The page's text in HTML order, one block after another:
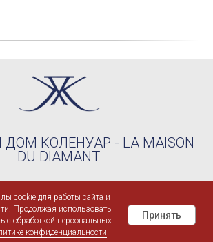
КОЛЕНУАР - LA MAISON
DU DIAMANT
2026 KOHLENOIRE™
РУС" - ИНН 9709100876 / ОГРН
1237700730310
ЕВГЕНЬЕВИЧ" - ИНН 773000663134 /
304770000029831
WhatsApp Telegram
cookie для работы сайта и
Продолжая использовать
с обработкой персональных
конфиденциальности
Принять